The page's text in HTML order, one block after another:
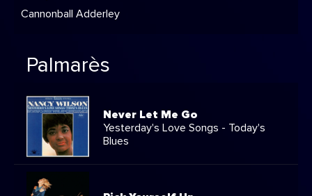
Cannonball Adderley
Palmarès
Never Let Me Go
Yesterday's Love Songs - Today's
Blues